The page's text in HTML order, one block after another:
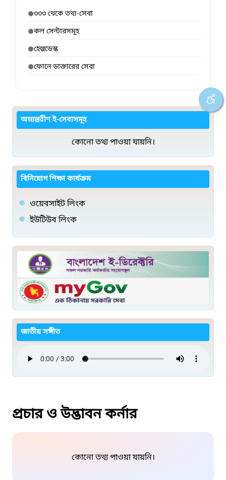
৩৩৩ থেকে তথ্য-সেবা
কল সেন্টারসমূহ
হেল্পডেস্ক
ফোনে ডাক্তারের সেবা
অভ্যন্তরীণ ই-সেবাসমূহ
কোনো তথ্য পাওয়া যায়নি।
বিনিয়োগ শিক্ষা কার্যক্রম
ওয়েবসাইট লিংক
ইউটিউব লিংক
জাতীয় সঙ্গীত
প্রচার ও উদ্ভাবন কর্নার
কোনো তথ্য পাওয়া যায়নি।